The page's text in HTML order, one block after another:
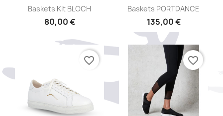
Aperçu rapide
Baskets Kit BLOCH
80,00 €
Aperçu rapide
Baskets PORTDANCE
135,00 €
favorite_border favorite_border